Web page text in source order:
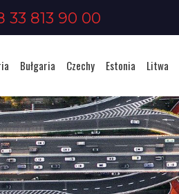
33 813 90 00
Bułgaria Czechy Estonia Litwa